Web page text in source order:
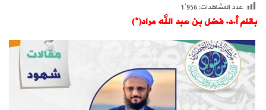
عدد المشاهدات:1٬956
بقلم أ.د. فضل بن عبد الله مراد(*)